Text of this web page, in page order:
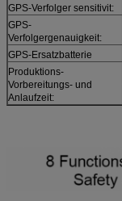
GPS-Verfolger sensitivit:
GPS-
Verfolgergenauigkeit:
GPS-Ersatzbatterie
Produktions-
Vorbereitungs- und
Anlaufzeit: